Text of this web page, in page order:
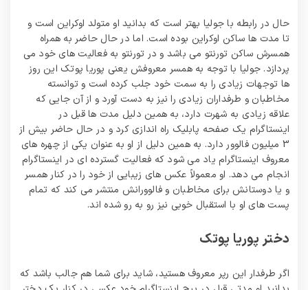
حال در رابطه با جولیا بهتر است که بدانید او متولد اوکراین است و
تا مدت‌ ها ساکن اوکراین بوده است. اما در حال حاضر به همراه
همسرش ساکن تورنتو می باشد و در تورنتو به فعالیت های خود می
پردازد. جولیا با توجه به همسر معروفش یعنی پوریا پوتک این روز
ها توجهات زیادی را به سمت خود جلب کرده است و توانسته
مخاطبان و طرفداران زیادی را نیز به دست آورد و از آن جایی که
علاقه زیادی به شهرت دارد، به همین دلیل مدت‌ ها قبل در
اینستاگرام یک صفحه پابلیک راه اندازی کرد و در حال حاضر بیش از
3 میلیون فالوور دارد. به همین دلیل از او به عنوان یکی از چهره های
معروف اینستاگرام یاد می‌ شود که فعالیت گسترده ای در اینستاگرام
انجام می دهد. او معمولاً عکس های زیبایی از خود را در کنار همسر
و یا دوستانش برای مخاطبان و فالوورانش منتشر می کند که تمام
پست های او با استقبال خوبی نیز رو به رو شده اند.
دختر پوریا پوتک
اگر طرفدار این رپر معروف هستید، شاید برای شما هم جالب باشد که